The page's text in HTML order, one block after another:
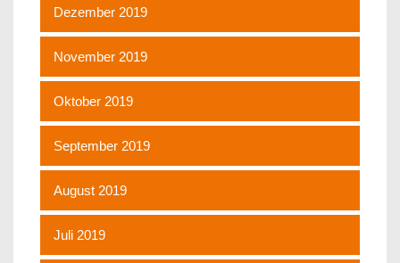
Dezember 2019
November 2019
Oktober 2019
September 2019
August 2019
Juli 2019